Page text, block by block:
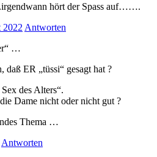
hört der Spass auf…….
2022 Antworten
…
daß ER „tüssi“ gesagt hat ?
des Alters“.
Dame nicht oder nicht gut ?
Thema …
Antworten